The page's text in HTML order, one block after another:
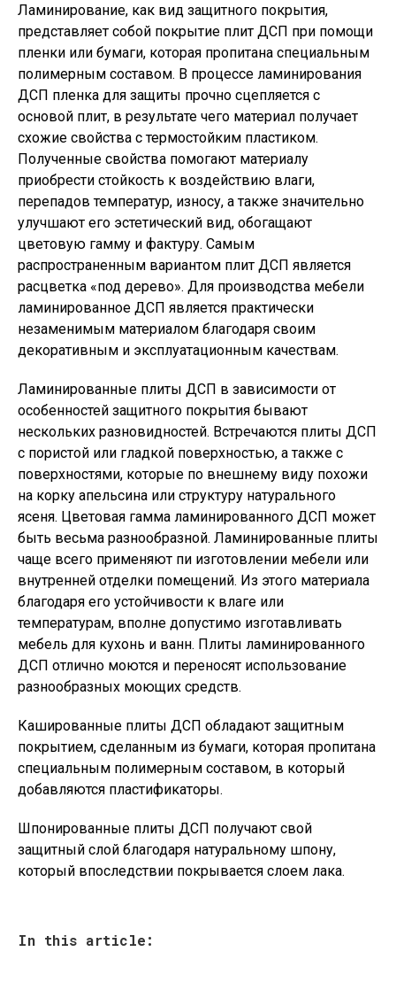
Ламинирование, как вид защитного покрытия,
представляет собой покрытие плит ДСП при помощи
пленки или бумаги, которая пропитана специальным
полимерным составом. В процессе ламинирования
ДСП пленка для защиты прочно сцепляется с
основой плит, в результате чего материал получает
схожие свойства с термостойким пластиком.
Полученные свойства помогают материалу
приобрести стойкость к воздействию влаги,
перепадов температур, износу, а также значительно
улучшают его эстетический вид, обогащают
цветовую гамму и фактуру. Самым
распространенным вариантом плит ДСП является
расцветка «под дерево». Для производства мебели
ламинированное ДСП является практически
незаменимым материалом благодаря своим
декоративным и эксплуатационным качествам.
Ламинированные плиты ДСП в зависимости от
особенностей защитного покрытия бывают
нескольких разновидностей. Встречаются плиты ДСП
с пористой или гладкой поверхностью, а также с
поверхностями, которые по внешнему виду похожи
на корку апельсина или структуру натурального
ясеня. Цветовая гамма ламинированного ДСП может
быть весьма разнообразной. Ламинированные плиты
чаще всего применяют пи изготовлении мебели или
внутренней отделки помещений. Из этого материала
благодаря его устойчивости к влаге или
температурам, вполне допустимо изготавливать
мебель для кухонь и ванн. Плиты ламинированного
ДСП отлично моются и переносят использование
разнообразных моющих средств.
Кашированные плиты ДСП обладают защитным
покрытием, сделанным из бумаги, которая пропитана
специальным полимерным составом, в который
добавляются пластификаторы.
Шпонированные плиты ДСП получают свой
защитный слой благодаря натуральному шпону,
который впоследствии покрывается слоем лака.
In this article: